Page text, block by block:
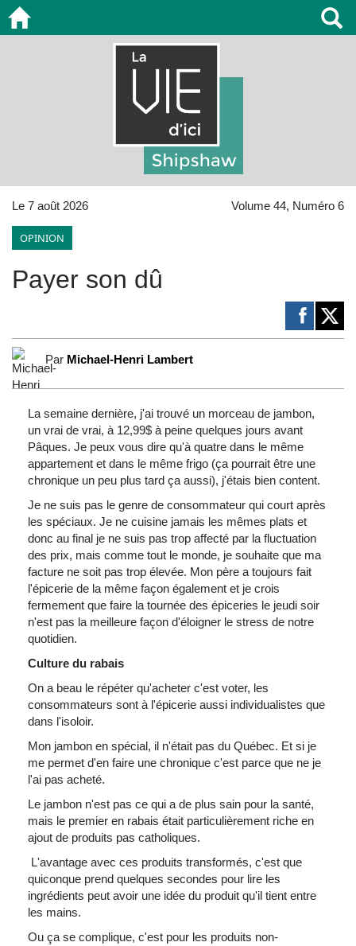
Le 7 août 2026 Volume 44, Numéro 6
OPINION
Payer son dû
Par Michael-Henri Lambert
La semaine dernière, j'ai trouvé un morceau de jambon,
un vrai de vrai, à 12,99$ à peine quelques jours avant
Pâques. Je peux vous dire qu'à quatre dans le même
appartement et dans le même frigo (ça pourrait être une
chronique un peu plus tard ça aussi), j'étais bien content.
Je ne suis pas le genre de consommateur qui court après
les spéciaux. Je ne cuisine jamais les mêmes plats et
donc au final je ne suis pas trop affecté par la fluctuation
des prix, mais comme tout le monde, je souhaite que ma
facture ne soit pas trop élevée. Mon père a toujours fait
l'épicerie de la même façon également et je crois
fermement que faire la tournée des épiceries le jeudi soir
n'est pas la meilleure façon d'éloigner le stress de notre
quotidien.
Culture du rabais
On a beau le répéter qu'acheter c'est voter, les
consommateurs sont à l'épicerie aussi individualistes que
dans l'isoloir.
Mon jambon en spécial, il n'était pas du Québec. Et si je
me permet d'en faire une chronique c'est parce que ne je
l'ai pas acheté.
Le jambon n'est pas ce qui a de plus sain pour la santé,
mais le premier en rabais était particulièrement riche en
ajout de produits pas catholiques.
L'avantage avec ces produits transformés, c'est que
quiconque prend quelques secondes pour lire les
ingrédients peut avoir une idée du produit qu'il tient entre
les mains.
Ou ça se complique, c'est pour les produits non-